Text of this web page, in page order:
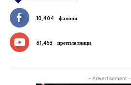
10,404 фанови
61,453 претплатници
- Advertisement -